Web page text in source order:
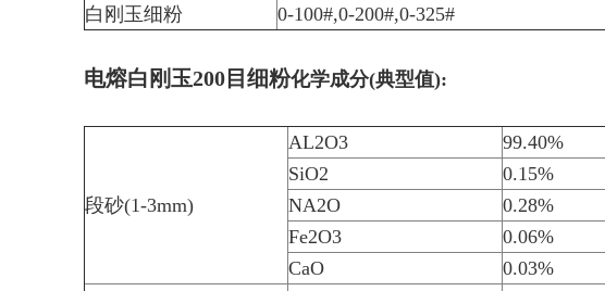
白刚玉细粉
0-100#,0-200#,0-325#
电熔白刚玉200目细粉化学成分(典型值):
段砂(1-3mm)
AL2O3
99.40%
SiO2
0.15%
NA2O
0.28%
Fe2O3
0.06%
CaO
0.03%